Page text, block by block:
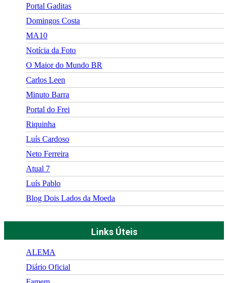
Portal Gaditas
Domingos Costa
MA10
Notícia da Foto
O Maior do Mundo BR
Carlos Leen
Minuto Barra
Portal do Frei
Riquinha
Luís Cardoso
Neto Ferreira
Atual 7
Luís Pablo
Blog Dois Lados da Moeda
Links Úteis
ALEMA
Diário Oficial